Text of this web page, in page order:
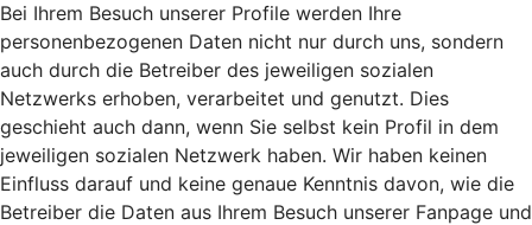
Bei Ihrem Besuch unserer Profile werden Ihre
personenbezogenen Daten nicht nur durch uns, sondern
auch durch die Betreiber des jeweiligen sozialen
Netzwerks erhoben, verarbeitet und genutzt. Dies
geschieht auch dann, wenn Sie selbst kein Profil in dem
jeweiligen sozialen Netzwerk haben. Wir haben keinen
Einfluss darauf und keine genaue Kenntnis davon, wie die
Betreiber die Daten aus Ihrem Besuch unserer Fanpage und